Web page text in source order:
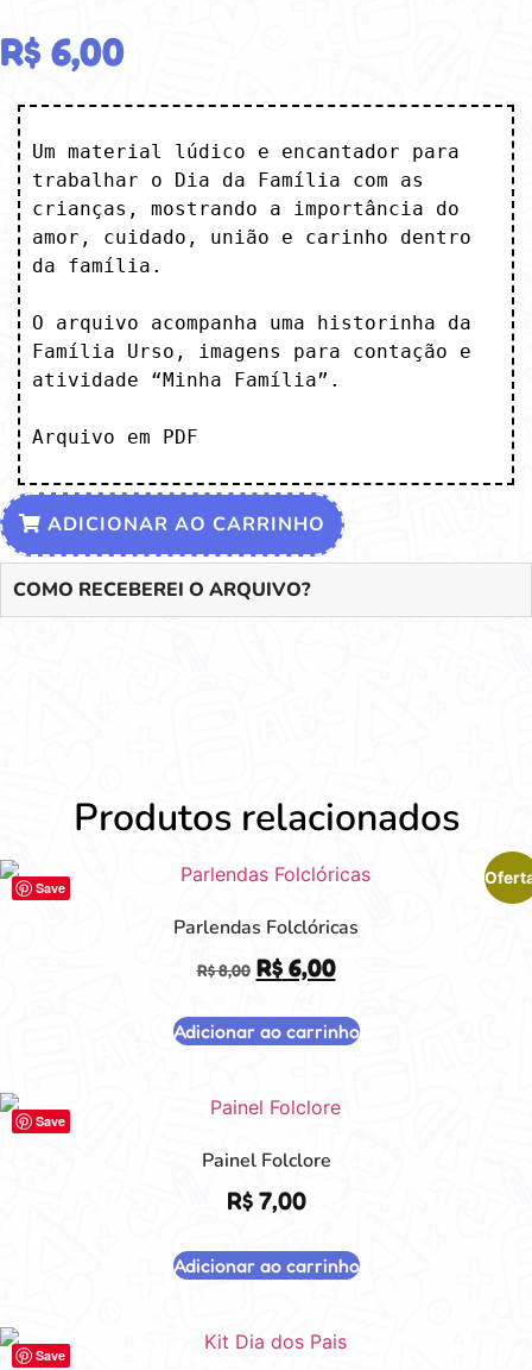
R$ 6,00
Um material lúdico e encantador para
trabalhar o Dia da Família com as
crianças, mostrando a importância do
amor, cuidado, união e carinho dentro
da família.
O arquivo acompanha uma historinha da
Família Urso, imagens para contação e
atividade “Minha Família”.
Arquivo em PDF
ADICIONAR AO CARRINHO
COMO RECEBEREI O ARQUIVO?
Produtos relacionados
Save
Parlendas Folclóricas
R$8,00 O
original
R$ 8,00.
R$6,00O
atual
R$ 6,00.
Adicionar ao carrinho
Save
Painel Folclore
R$7,00
Adicionar ao carrinho
Save